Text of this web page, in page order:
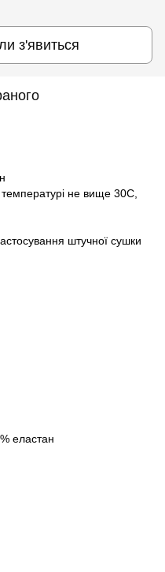
з'явиться
не вище 30С,
штучної сушки
еластан